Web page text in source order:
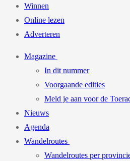
Winnen
Online lezen
Adverteren
Magazine
In dit nummer
Voorgaande edities
Meld je aan voor de
Nieuws
Agenda
Wandelroutes
Wandelroutes per